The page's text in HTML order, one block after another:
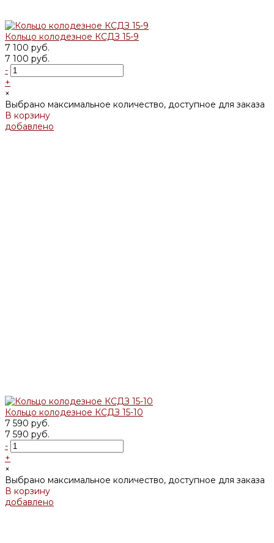
Кольцо колодезное КСДЗ 15-9
7 100 руб.
7 100 руб.
-
+
×
Выбрано максимальное количество, доступное для заказа
В корзину
добавлено
Кольцо колодезное КСДЗ 15-10
7 590 руб.
7 590 руб.
-
+
×
Выбрано максимальное количество, доступное для заказа
В корзину
добавлено